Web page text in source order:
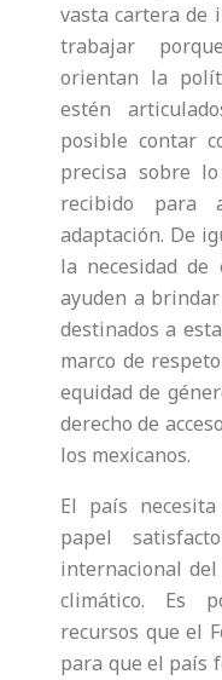
vasta cartera de
trabajar
orientan la
estén
posible contar
precisa sobre
recibido para
adaptación. De
la necesidad de
ayuden a
destinados a
marco de
equidad de
derecho de
los mexicanos.
El país
papel
internacional
climático. Es
recursos que el
para que el país